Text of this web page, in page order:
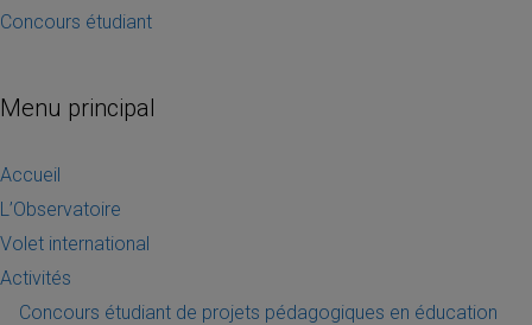
Concours étudiant
Menu principal
Accueil
L’Observatoire
Volet international
Activités
Concours étudiant de projets pédagogiques en éducation